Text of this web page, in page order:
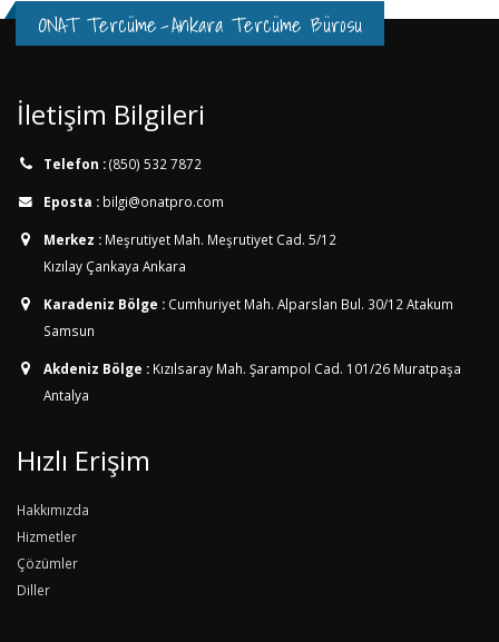
ONAT Tercüme-Ankara Tercüme Bürosu
İletişim Bilgileri
Telefon :(850) 532 7872
Eposta : bilgi@onatpro.com
Merkez : Meşrutiyet Mah. Meşrutiyet Cad. 5/12
Kızılay Çankaya Ankara
Karadeniz Bölge : Cumhuriyet Mah. Alparslan Bul. 30/12 Atakum
Samsun
Akdeniz Bölge : Kızılsaray Mah. Şarampol Cad. 101/26 Muratpaşa
Antalya
Hızlı Erişim
Hakkımızda
Hizmetler
Çözümler
Diller